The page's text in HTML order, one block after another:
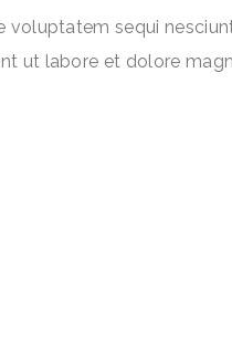
sequi
ut labore et dolore